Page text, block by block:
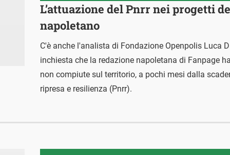
L’attuazione del Pnrr nei progetti
napoletano
C'è anche l'analista di Fondazione Openpolis Luca
inchiesta che la redazione napoletana di Fanpage
non compiute sul territorio, a pochi mesi dalla
ripresa e resilienza (Pnrr).